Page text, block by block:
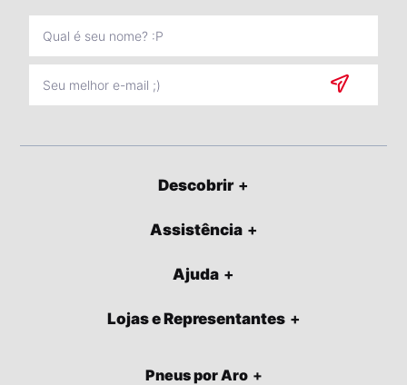
Descobrir
Assistência
Ajuda
Lojas e Representantes
Pneus por Aro